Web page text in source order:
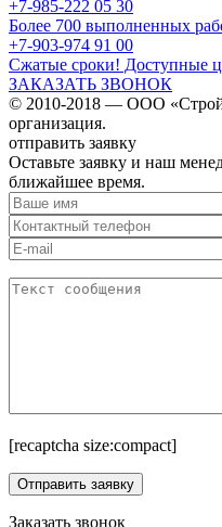
+7-985-222 05 30
Более 700 выполненных
+7-903-974 91 00
Сжатые сроки! Доступные
ЗАКАЗАТЬ ЗВОНОК
© 2010-2018 — ООО
организация.
отправить заявку
Оставьте заявку и наш
ближайшее время.
[recaptcha size:compact]
Заказать звонок